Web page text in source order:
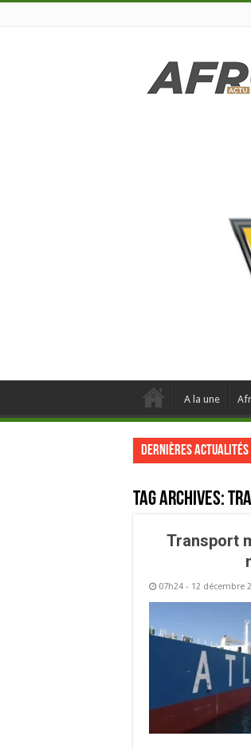
A la une
Dernières actualités
Tag Archives:
Transport
07h24 - 12 décembre